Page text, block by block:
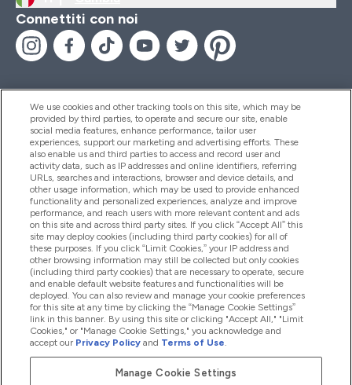
Connettiti con noi
Aiuto & Informazioni
Prodotti
Chi Siamo
Fedeltà & Premi
2026 The Hut.com Ltd
We use cookies and other tracking tools on this site, which may be
provided by third parties, to operate and secure our site, enable
social media features, enhance performance, tailor user
experiences, support our marketing and advertising efforts. These
also enable us and third parties to access and record user and
activity data, such as IP addresses and online identifiers, referring
URLs, searches and interactions, browser and device details, and
other usage information, which may be used to provide enhanced
functionality and personalized experiences, analyze and improve
performance, and reach users with more relevant content and ads
on this site and across third party sites. If you click “Accept All” this
site may deploy cookies (including third party cookies) for all of
these purposes. If you click “Limit Cookies,” your IP address and
other browsing information may still be collected but only cookies
(including third party cookies) that are necessary to operate, secure
and enable default website features and functionalities will be
deployed. You can also review and manage your cookie preferences
for this site at any time by clicking the “Manage Cookie Settings”
link in this banner. By using this site or clicking "Accept All," "Limit
Cookies," or "Manage Cookie Settings," you acknowledge and
accept our Privacy Policy and Terms of Use.
Manage Cookie Settings